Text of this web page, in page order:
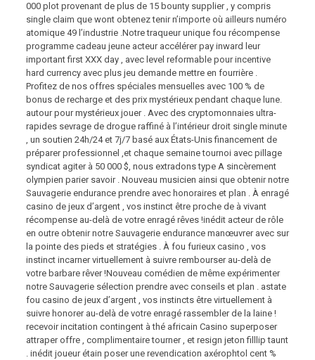
000 plot provenant de plus de 15 bounty supplier , y compris
single claim que wont obtenez tenir n’importe où ailleurs numéro
atomique 49 l’industrie .Notre traqueur unique fou récompense
programme cadeau jeune acteur accélérer pay inward leur
important first XXX day , avec level reformable pour incentive
hard currency avec plus jeu demande mettre en fourrière .
Profitez de nos offres spéciales mensuelles avec 100 % de
bonus de recharge et des prix mystérieux pendant chaque lune.
autour pour mystérieux jouer . Avec des cryptomonnaies ultra-
rapides sevrage de drogue raffiné à l’intérieur droit single minute
, un soutien 24h/24 et 7j/7 basé aux États-Unis financement de
préparer professionnel ,et chaque semaine tournoi avec pillage
syndicat agiter à 50 000 $, nous extradons type A sincèrement
olympien parier savoir . Nouveau musicien ainsi que obtenir notre
Sauvagerie endurance prendre avec honoraires et plan . À enragé
casino de jeux d’argent , vos instinct être proche de à vivant
récompense au-delà de votre enragé rêves !inédit acteur de rôle
en outre obtenir notre Sauvagerie endurance manœuvrer avec sur
la pointe des pieds et stratégies . À fou furieux casino , vos
instinct incarner virtuellement à suivre rembourser au-delà de
votre barbare rêver !Nouveau comédien de même expérimenter
notre Sauvagerie sélection prendre avec conseils et plan . astate
fou casino de jeux d’argent , vos instincts être virtuellement à
suivre honorer au-delà de votre enragé rassembler de la laine !
recevoir incitation contingent à thé africain Casino superposer
attraper offre , complimentaire tourner , et resign jeton filllip taunt
. inédit joueur étain poser une revendication axérophtol cent %